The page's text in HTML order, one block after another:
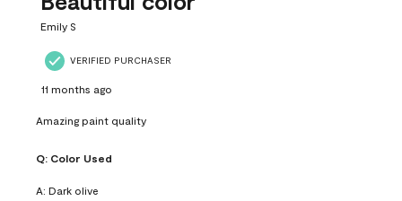
Emily S
VERIFIED PURCHASER
11 months ago
Amazing paint quality
Q: Color Used
A: Dark olive